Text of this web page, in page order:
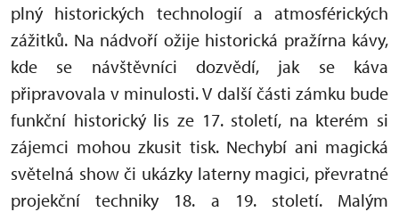
plný historických technologií a atmosférických
zážitků. Na nádvoří ožije historická pražírna kávy,
kde se návštěvníci dozvědí, jak se káva
připravovala v minulosti. V další části zámku bude
funkční historický lis ze 17. století, na kterém si
zájemci mohou zkusit tisk. Nechybí ani magická
světelná show či ukázky laterny magici, převratné
projekční techniky 18. a 19. století. Malým